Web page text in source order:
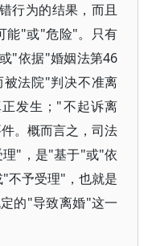
行为的结果，而且
能"或"危险"。只有
"依据"婚姻法第46
法院"判决不准离
发生；"不起诉离
。概而言之，司法
"，是"基于"或"依
不予受理"，也就是
的"导致离婚"这一